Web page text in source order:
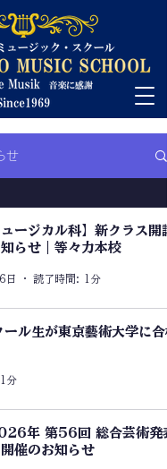
せ
ュージカル科】新クラス開
らせ｜等々力本校
日 読了時間: 1分
ル生が東京藝術大学に合
分
年 第56回 総合芸術発
催のお知らせ